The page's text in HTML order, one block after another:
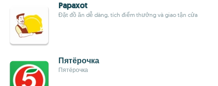
Papaxot
Đặt đồ ăn dễ dàng, tích điểm thưởng và giao tận cửa
Пятёрочка
Пятёрочка